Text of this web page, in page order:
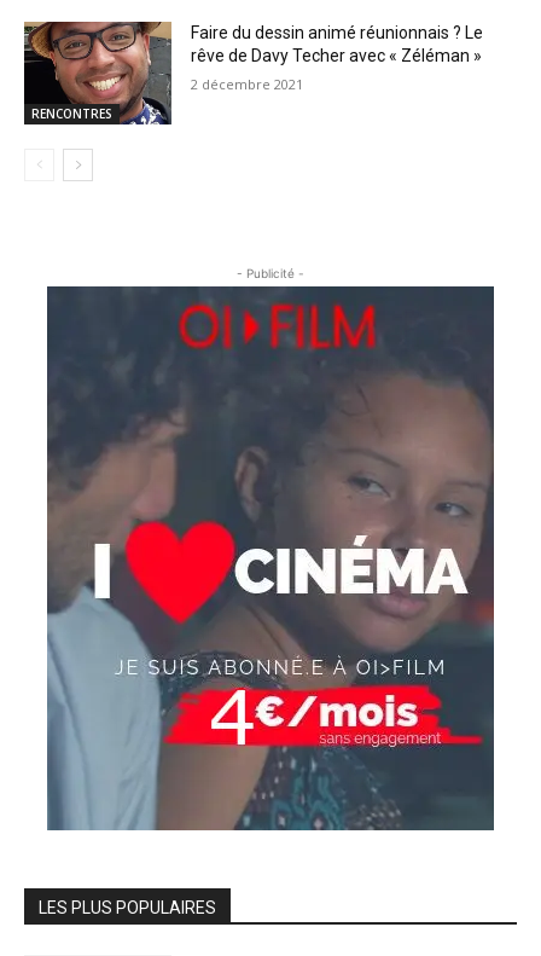
RENCONTRES
Faire du dessin animé réunionnais ? Le
rêve de Davy Techer avec « Zéléman »
2 décembre 2021
- Publicité -
LES PLUS POPULAIRES